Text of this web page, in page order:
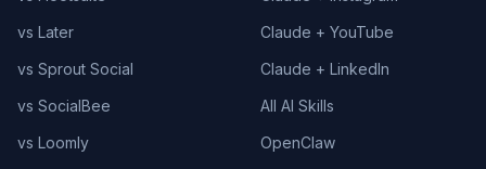
vs Later
vs Sprout Social
vs SocialBee
vs Loomly
Claude + YouTube
Claude + LinkedIn
All AI Skills
OpenClaw